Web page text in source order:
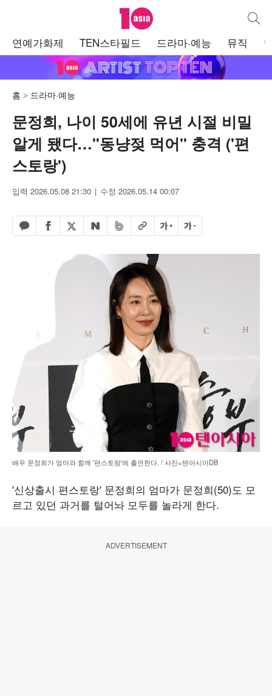
텐아시아 통합
연예가화제 TEN스타필드 드라마·예능 뮤직
홈 드라마·예능
문정희, 나이 50세에 유년 시절 비밀
알게 됐다…"동냥젖 먹어" 충격 ('편
스토랑')
입력 2026.05.08 21:30 수정 2026.05.14 00:07
카카오톡 공유하기
페이스북 공유하기
엑스 공유하기
네이버 공유하기
밴드 공유하기
URL복사글자 크게글자 작게
배우 문정희가 엄마와 함께 '편스토랑'에 출연한다. / 사진=텐아시아DB
'신상출시 편스토랑' 문정희의 엄마가 문정희(50)도 모
르고 있던 과거를 털어놔 모두를 놀라게 한다.
ADVERTISEMENT